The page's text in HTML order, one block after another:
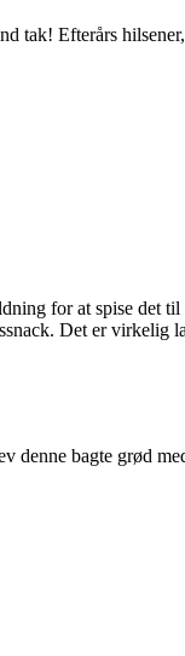
tak! Efterårs
for at spise det
Det er
bagte grød